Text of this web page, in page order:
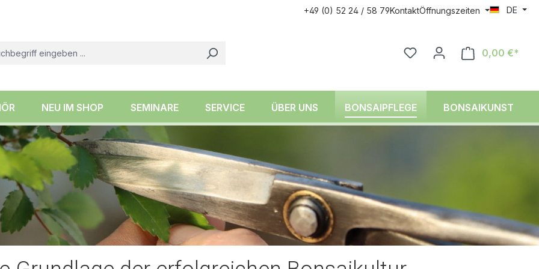
+49 (0) 52 24 / 58 79KontaktÖffnungszeiten DE
0,00 €*
NEU IM SHOP SEMINARE SERVICE ÜBER UNS BONSAIPFLEGE BONSAIKUNST